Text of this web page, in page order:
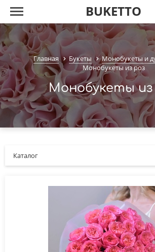
BUKETTO
Главная Букеты
Монобукеты и
Монобукеты из роз
Монобукеты из
Каталог